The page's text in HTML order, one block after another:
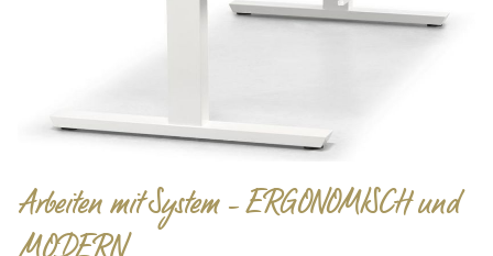
Arbeiten mit System – ERGONOMISCH und